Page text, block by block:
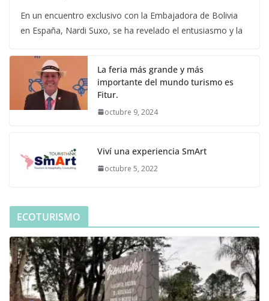
En un encuentro exclusivo con la Embajadora de Bolivia
en España, Nardi Suxo, se ha revelado el entusiasmo y la
La feria más grande y más
importante del mundo turismo es
Fitur.
octubre 9, 2024
Viví una experiencia SmArt
octubre 5, 2022
ECOTURISMO